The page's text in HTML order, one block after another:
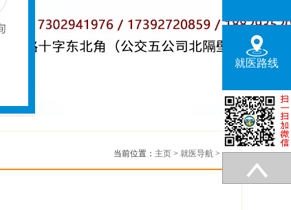
当前位置： 主页> 就医导航>
就医路线